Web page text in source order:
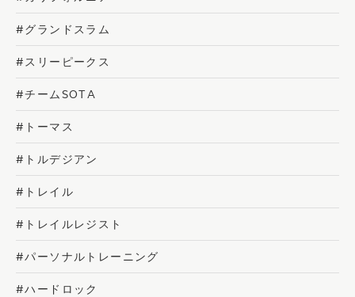
#グランドスラム
#スリーピークス
#チームSOTA
#トーマス
#トルデジアン
#トレイル
#トレイルレジスト
#パーソナルトレーニング
#ハードロック